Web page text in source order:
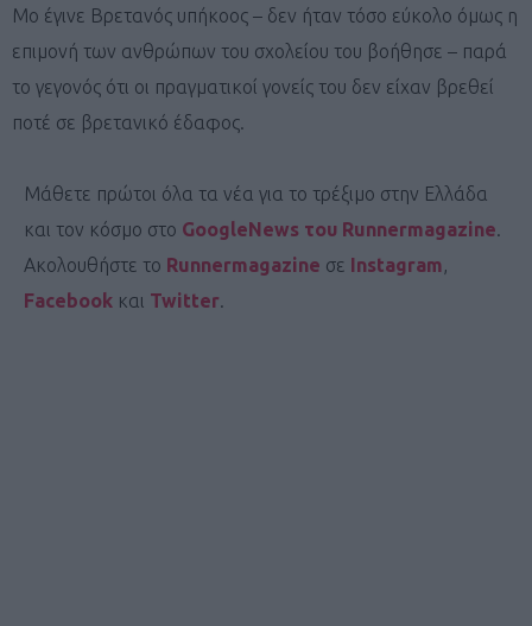
Μο έγινε Βρετανός υπήκοος – δεν ήταν τόσο εύκολο όμως η
επιμονή των ανθρώπων του σχολείου του βοήθησε – παρά
το γεγονός ότι οι πραγματικοί γονείς του δεν είχαν βρεθεί
ποτέ σε βρετανικό έδαφος.
Μάθετε πρώτοι όλα τα νέα για το τρέξιμο στην Ελλάδα
και τον κόσμο στο GoogleNews του Runnermagazine.
Ακολουθήστε το Runnermagazine σε Instagram,
Facebook και Twitter.